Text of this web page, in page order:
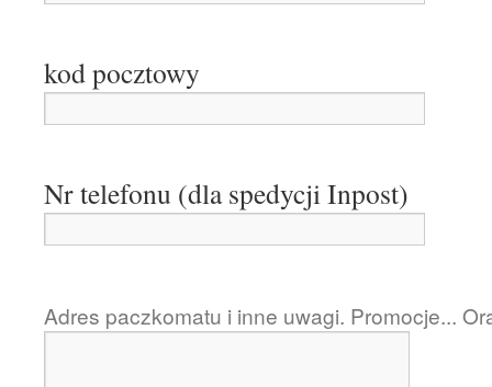
kod pocztowy
Nr telefonu (dla spedycji Inpost)
Adres paczkomatu i inne uwagi. Promocje...